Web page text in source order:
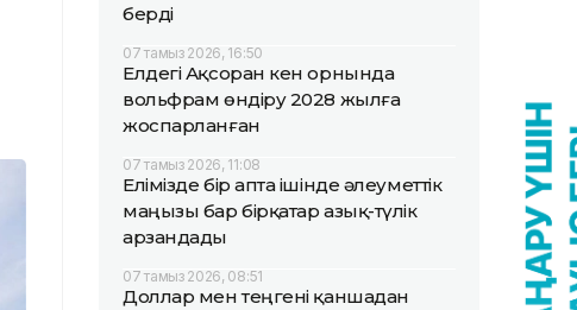
берді
07 тамыз 2026, 16:50
Елдегі Ақсоран кен орнында
вольфрам өндіру 2028 жылға
жоспарланған
07 тамыз 2026, 11:08
Елімізде бір апта ішінде әлеуметтік
маңызы бар бірқатар азық-түлік
арзандады
07 тамыз 2026, 08:51
Доллар мен теңгені қаншадан